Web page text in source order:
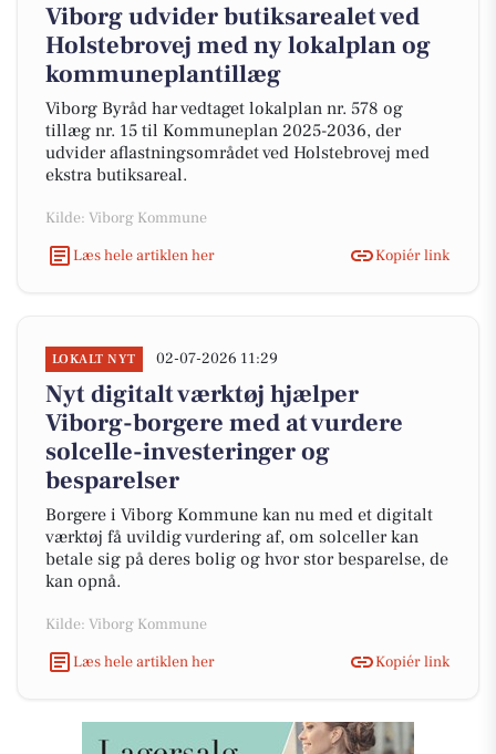
Viborg udvider butiksarealet ved
Holstebrovej med ny lokalplan og
kommuneplantillæg
Viborg Byråd har vedtaget lokalplan nr. 578 og
tillæg nr. 15 til Kommuneplan 2025-2036, der
udvider aflastningsområdet ved Holstebrovej med
ekstra butiksareal.
Kilde: Viborg Kommune
Læs hele artiklen her
Kopiér link
LOKALT NYT 02-07-2026 11:29
Nyt digitalt værktøj hjælper
Viborg-borgere med at vurdere
solcelle-investeringer og
besparelser
Borgere i Viborg Kommune kan nu med et digitalt
værktøj få uvildig vurdering af, om solceller kan
betale sig på deres bolig og hvor stor besparelse, de
kan opnå.
Kilde: Viborg Kommune
Læs hele artiklen her
Kopiér link